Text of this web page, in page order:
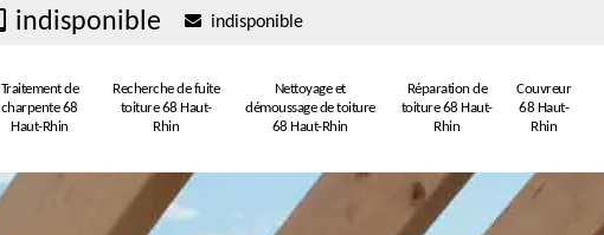
indisponible indisponible
Traitement de
charpente 68
Haut-Rhin
Recherche de fuite
toiture 68 Haut-
Rhin
Nettoyage et
démoussage de toiture
68 Haut-Rhin
Réparation de
toiture 68 Haut-
Rhin
Couvreur
68 Haut-
Rhin